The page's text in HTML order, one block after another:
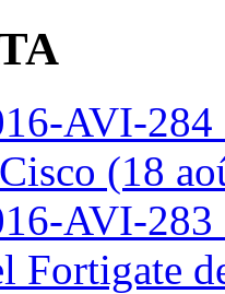
AVI-
(18
AVI-
Fortigate